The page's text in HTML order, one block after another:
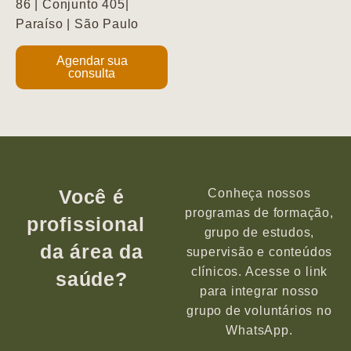
86 | Conjunto 405|
Paraíso | São Paulo
Agendar sua
consulta
Você é
profissional
da área da
saúde?
Conheça nossos
programas de formação,
grupo de estudos,
supervisão e conteúdos
clínicos. Acesse o link
para integrar nosso
grupo de voluntários no
WhatsApp.